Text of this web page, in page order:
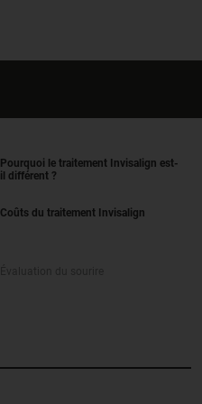
Pourquoi le traitement Invisalign est-
il différent ?
Coûts du traitement Invisalign